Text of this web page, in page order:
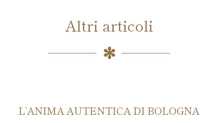
Altri articoli
DI BOLOGNA RINASCIMENTO